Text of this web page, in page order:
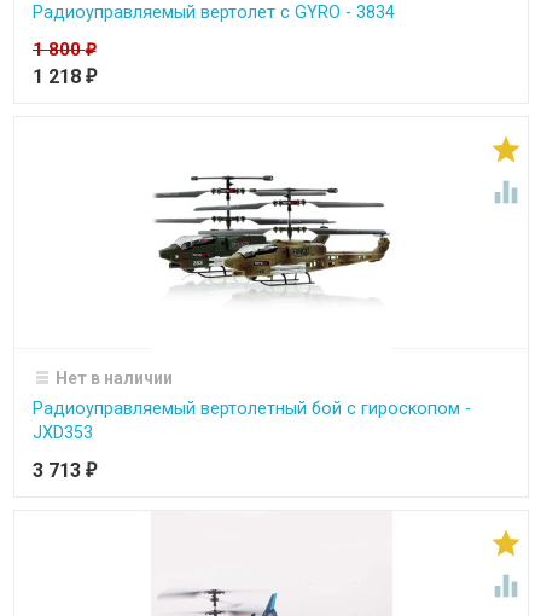
Радиоуправляемый вертолет c GYRO - 3834
1 800₽
1 218 ₽


Нет в наличии
Радиоуправляемый вертолетный бой с гироскопом -
JXD353
3 713 ₽

